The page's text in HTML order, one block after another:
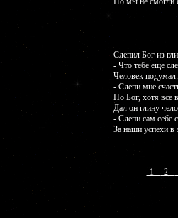
Слепил Бог из
- Что тебе еще
Человек подумал:
- Слепи мне
Но Бог, хотя все
Дал он глину
- Слепи сам себе
За наши успехи в
-1- -2-